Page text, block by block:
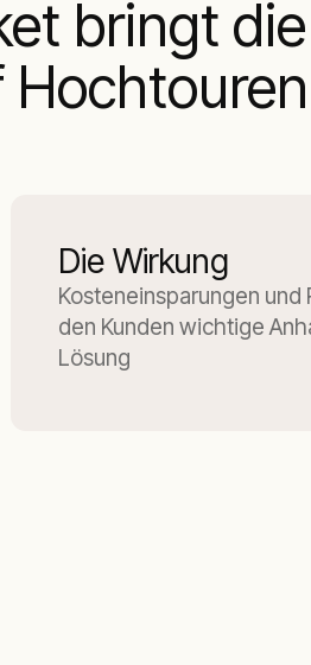
bringt
Hochtouren
Die Wirkung
Kosteneinsparungen
den Kunden wichtige
Lösung